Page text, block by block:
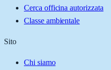
Cerca officina autorizzata
Classe ambientale
Sito
Chi siamo